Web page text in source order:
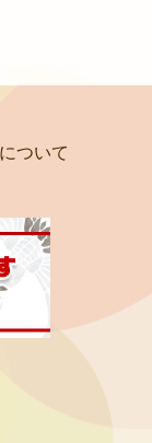
ついて